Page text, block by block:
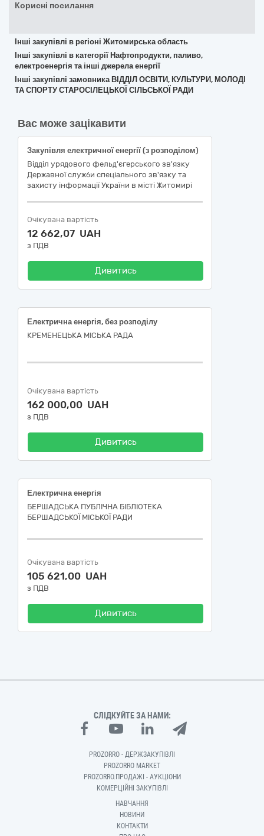
Корисні посилання
Інші закупівлі в регіоні Житомирська область
Інші закупівлі в категорії Нафтопродукти, паливо,
електроенергія та інші джерела енергії
Інші закупівлі замовника ВІДДІЛ ОСВІТИ, КУЛЬТУРИ, МОЛОДІ
ТА СПОРТУ СТАРОСІЛЕЦЬКОЇ СІЛЬСЬКОЇ РАДИ
Вас може зацікавити
Закупівля електричної енергії (з розподілом)
Відділ урядового фельд'єгерського зв'язку
Державної служби спеціального зв'язку та
захисту інформації України в місті Житомирі
Очікувана вартість
12 662,07 UAH
з ПДВ
Дивитись
Електрична енергія, без розподілу
КРЕМЕНЕЦЬКА МІСЬКА РАДА
Очікувана вартість
162 000,00 UAH
з ПДВ
Дивитись
Електрична енергія
БЕРШАДСЬКА ПУБЛІЧНА БІБЛІОТЕКА
БЕРШАДСЬКОЇ МІСЬКОЇ РАДИ
Очікувана вартість
105 621,00 UAH
з ПДВ
Дивитись
СЛІДКУЙТЕ ЗА НАМИ:
PROZORRO - ДЕРЖЗАКУПІВЛІ
PROZORRO MARKET
PROZORRO.ПРОДАЖІ - АУКЦІОНИ
КОМЕРЦІЙНІ ЗАКУПІВЛІ
НАВЧАННЯ
НОВИНИ
КОНТАКТИ